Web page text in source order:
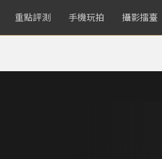
重點評測 手機玩拍 攝影擂臺